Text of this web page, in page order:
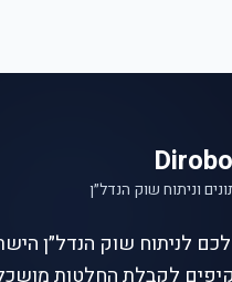
וניתוח שוק הנדל״ן
לניתוח שוק הנדל״ן
לקבלת החלטות